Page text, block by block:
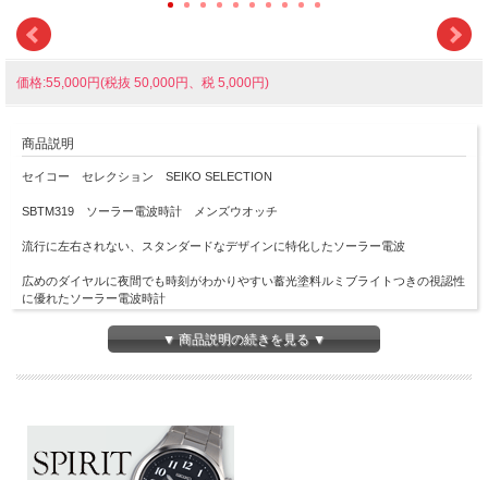
価格:55,000円(税抜 50,000円、税 5,000円)
商品説明
セイコー セレクション SEIKO SELECTION
SBTM319 ソーラー電波時計 メンズウオッチ
流行に左右されない、スタンダードなデザインに特化したソーラー電波
広めのダイヤルに夜間でも時刻がわかりやすい蓄光塗料ルミブライトつきの視認性
に優れたソーラー電波時計
ダイヤルの立体的なインデックスは視認性に優れているだけではなく、キリっとし
電波受信機能（日本、中国、アメリカ、ドイツ、イギリスの標準電波を受信）
ダイヤルカラー：グリーン
▼ 商品説明の続きを見る ▼